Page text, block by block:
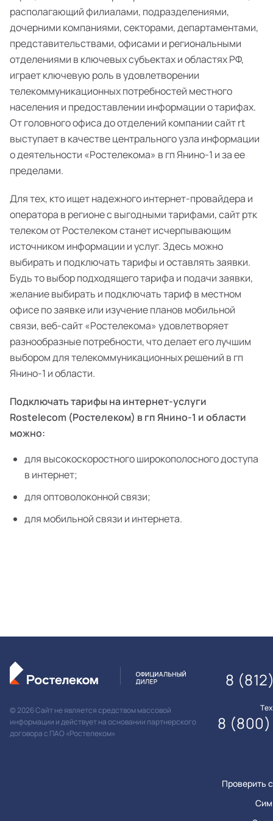
располагающий филиалами, подразделениями,
дочерними компаниями, секторами, департаментами,
представительствами, офисами и региональными
отделениями в ключевых субъектах и областях РФ,
играет ключевую роль в удовлетворении
телекоммуникационных потребностей местного
населения и предоставлении информации о тарифах.
От головного офиса до отделений компании сайт rt
выступает в качестве центрального узла информации
о деятельности «Ростелекома» в гп Янино-1 и за ее
пределами.
Для тех, кто ищет надежного интернет-провайдера и
оператора в регионе с выгодными тарифами, сайт ртк
телеком от Ростелеком станет исчерпывающим
источником информации и услуг. Здесь можно
выбирать и подключать тарифы и оставлять заявки.
Будь то выбор подходящего тарифа и подачи заявки,
желание выбирать и подключать тариф в местном
офисе по заявке или изучение планов мобильной
связи, веб-сайт «Ростелекома» удовлетворяет
разнообразные потребности, что делает его лучшим
выбором для телекоммуникационных решений в гп
Янино-1 и области.
Подключать тарифы на интернет-услуги
Rostelecom (Ростелеком) в гп Янино-1 и области
можно:
для высокоскоростного широкополосного доступа
в интернет;
для оптоволоконной связи;
для мобильной связи и интернета.
© 2026 Сайт не является средством массовой
информации и действует на основании партнерского
договора с ПАО «Ростелеком»
Проверить
8
8